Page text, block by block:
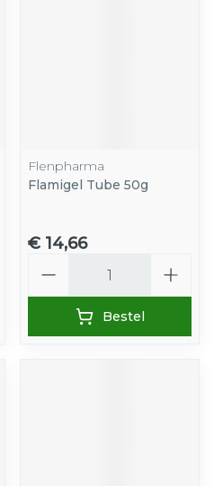
Flenpharma
Flamigel Tube 50g
€ 14,66
Bestel